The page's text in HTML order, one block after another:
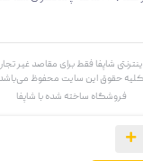
شاپفا فقط برای مقاصد غیر
کليه حقوق اين سايت محفوظ می‌باشد
فروشگاه ساخته شده با شاپفا